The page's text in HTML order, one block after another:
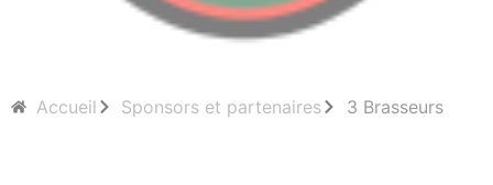
Accueil Sponsors et partenaires 3 Brasseurs